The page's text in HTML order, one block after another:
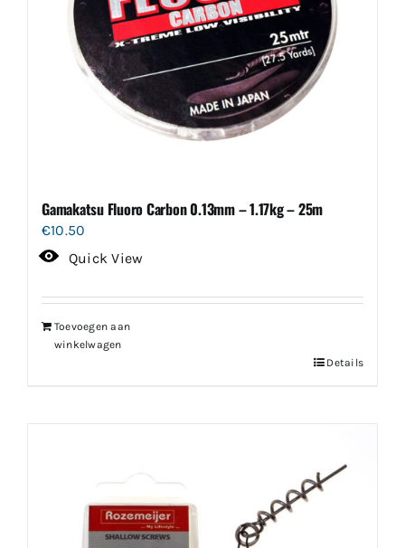
Gamakatsu Fluoro Carbon 0.13mm – 1.17kg – 25m
€10.50
Quick View
Toevoegen aan
winkelwagen
Details